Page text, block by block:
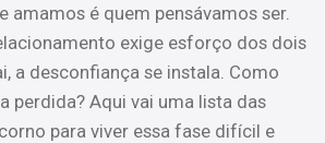
amamos é quem pensávamos ser.
exige esforço dos dois
a desconfiança se instala. Como
perdida? Aqui vai uma lista das
para viver essa fase difícil e